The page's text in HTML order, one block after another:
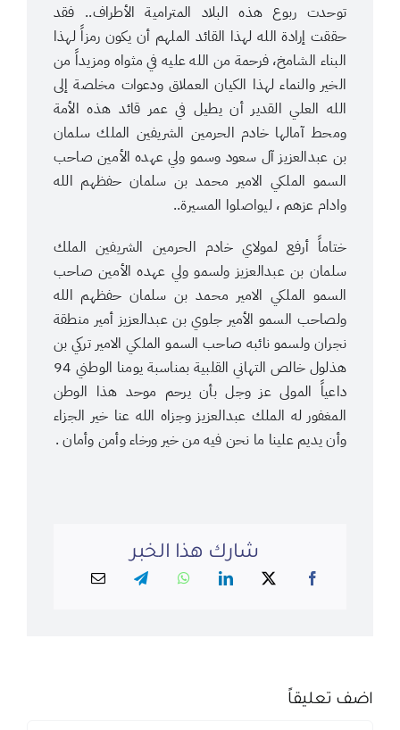
توحدت ربوع هذه البلاد المترامية الأطراف.. فقد
حققت إرادة الله لهذا القائد الملهم أن يكون رمزاً لهذا
البناء الشامخ، فرحمة من الله عليه في مثواه ومزيداً من
الخير والنماء لهذا الكيان العملاق ودعوات مخلصة إلى
الله العلي القدير أن يطيل في عمر قائد هذه الأمة
ومحط آمالها خادم الحرمين الشريفين الملك سلمان
بن عبدالعزيز آل سعود وسمو ولي عهده الأمين صاحب
السمو الملكي الامير محمد بن سلمان حفظهم الله
وادام عزهم ، ليواصلوا المسيرة..
ختاماً أرفع لمولاي خادم الحرمين الشريفين الملك
سلمان بن عبدالعزيز ولسمو ولي عهده الأمين صاحب
السمو الملكي الامير محمد بن سلمان حفظهم الله
ولصاحب السمو الأمير جلوي بن عبدالعزيز أمير منطقة
نجران ولسمو نائبه صاحب السمو الملكي الامير تركي بن
هذلول خالص التهاني القلبية بمناسبة يومنا الوطني 94
داعياً المولى عز وجل بأن يرحم موحد هذا الوطن
المغفور له الملك عبدالعزيز وجزاه الله عنا خير الجزاء
وأن يديم علينا ما نحن فيه من خير ورخاء وأمن وأمان .
شارك هذا الخبر
اضف تعليقاً